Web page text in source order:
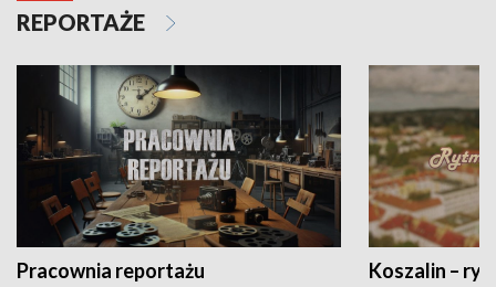
REPORTAŻE
Pracownia reportażu Koszalin –